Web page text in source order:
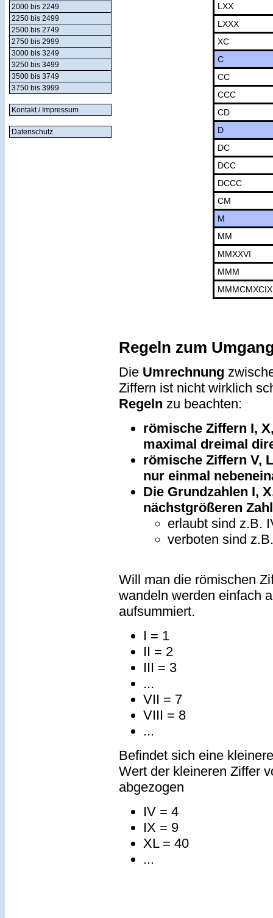
2000 bis 2249
2250 bis 2499
2500 bis 2749
2750 bis 2999
3000 bis 3249
3250 bis 3499
3500 bis 3749
3750 bis 3999
Kontakt / Impressum
Datenschutz
LXX
LXXX
XC
C
CC
CCC
CD
D
DC
DCC
DCCC
CM
M
MM
MMXXVI
MMM
MMMCMXCIX
Regeln zum
Die Umrechnung
Ziffern ist nicht wirklich
Regeln zu beachten:
römische Ziffern I,
maximal dreimal
römische Ziffern V,
nur einmal
Die Grundzahlen I,
nächstgrößeren
erlaubt sind z.B.
verboten sind
Will man die römischen
wandeln werden einfach
aufsummiert.
I = 1
II = 2
III = 3
...
VII = 7
VIII = 8
...
Befindet sich eine
Wert der kleineren Ziffer
abgezogen
IV = 4
IX = 9
XL = 40
...